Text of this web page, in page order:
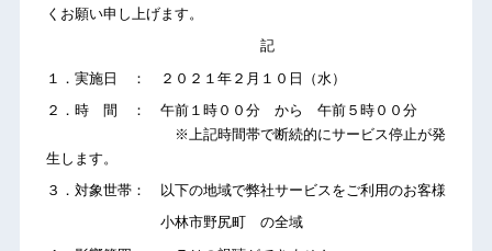
くお願い申し上げます。
記
１．実施日 ： ２０２１年２月１０日（水）
２．時 間 ： 午前１時００分 から 午前５時００分
※上記時間帯で断続的にサービス停止が発
生します。
３．対象世帯： 以下の地域で弊社サービスをご利用のお客様
小林市野尻町 の全域